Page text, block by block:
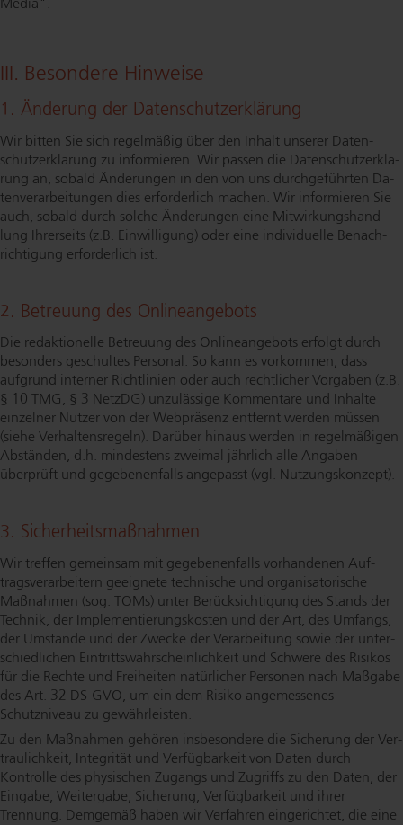
Media".
III. Besondere Hinweise
1. Änderung der Da­ten­schut­z­er­klä­rung
Wir bitten Sie sich regelmäßig über den Inhalt unserer Da­ten­
schut­z­er­klä­rung zu informieren. Wir passen die Da­ten­schut­z­er­klä­
rung an, sobald Änderungen in den von uns durch­ge­führ­ten Da­
ten­ver­ar­bei­tun­gen dies erforderlich machen. Wir informieren Sie
auch, sobald durch solche Änderungen eine Mit­wir­kungs­hand­
lung Ihrerseits (z.B. Einwilligung) oder eine individuelle Be­nach­
rich­ti­gung erforderlich ist.
2. Betreuung des On­line­an­ge­bots
Die redaktionelle Betreuung des On­line­an­ge­bots erfolgt durch
besonders geschultes Personal. So kann es vorkommen, dass
aufgrund interner Richtlinien oder auch rechtlicher Vorgaben (z.B.
§ 10 TMG, § 3 NetzDG) unzulässige Kommentare und Inhalte
einzelner Nutzer von der Webpräsenz entfernt werden müssen
(siehe Ver­hal­tens­re­geln). Darüber hinaus werden in regelmäßigen
Abständen, d.h. mindestens zweimal jährlich alle Angaben
überprüft und ge­ge­be­nen­falls angepasst (vgl. Nut­zungs­kon­zept).
3. Si­cher­heits­maß­nah­men
Wir treffen gemeinsam mit ge­ge­be­nen­falls vorhandenen Auf­
trags­ver­ar­bei­tern geeignete technische und or­ga­ni­sa­to­ri­sche
Maßnahmen (sog. TOMs) unter Be­rück­sich­ti­gung des Stands der
Technik, der Im­ple­men­tie­rungs­kos­ten und der Art, des Umfangs,
der Umstände und der Zwecke der Verarbeitung sowie der un­ter­
schied­li­chen Ein­tritts­wahr­schein­lich­keit und Schwere des Risikos
für die Rechte und Freiheiten natürlicher Personen nach Maßgabe
des Art. 32 DS-GVO, um ein dem Risiko angemessenes
Schutzniveau zu gewährleisten.
Zu den Maßnahmen gehören insbesondere die Sicherung der Ver­
trau­lich­keit, Integrität und Verfügbarkeit von Daten durch
Kontrolle des physischen Zugangs und Zugriffs zu den Daten, der
Eingabe, Weitergabe, Sicherung, Verfügbarkeit und ihrer
Trennung. Demgemäß haben wir Verfahren eingerichtet, die eine